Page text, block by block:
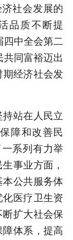
济社会发展的
品质不断提
四中全会第二
共同富裕迈出
期经济社会发
站在人民立
障和改善民
系列有力举
事业方面，
公共服务体
医疗卫生资
扩大社会保
体系，提高